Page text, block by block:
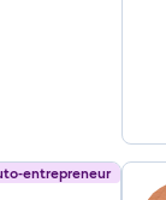
entrepreneur